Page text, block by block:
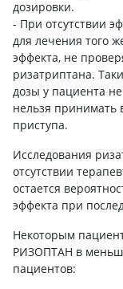
дозировки.
- При отсутствии
для лечения того
эффекта, не
ризатриптана.
дозы у пациента
нельзя принимать
приступа.
Исследования
отсутствии
остается
эффекта при
Некоторым
РИЗОПТАН в
пациентов: